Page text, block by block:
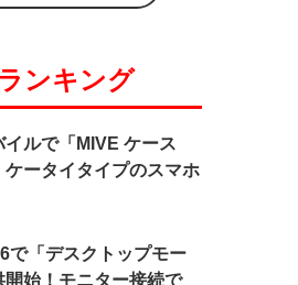
ンキング
イルで「MIVE ケース
ケータイタイプのスマホ
で「デスクトップモー
開始！モニター接続で